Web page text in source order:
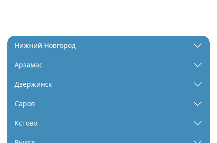
Нижний Новгород
Арзамас
Дзержинск
Саров
Кстово